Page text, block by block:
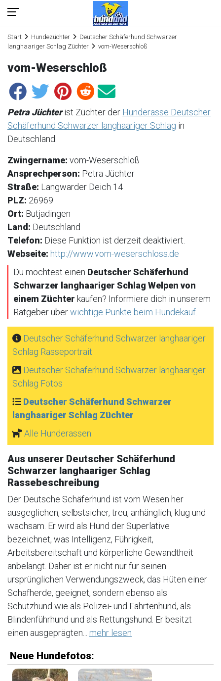
Start Hundezüchter
Deutscher Schäferhund Schwarzer
langhaariger Schlag Züchter
vom-Weserschloß
vom-Weserschloß
Petra Jüchterist Züchter der Hunderasse Deutscher
Schäferhund Schwarzer langhaariger Schlag in
Deutschland.
Zwingername: vom-Weserschloß
Ansprechperson: Petra Jüchter
Straße: Langwarder Deich 14
PLZ: 26969
Ort: Butjadingen
Land: Deutschland
Telefon: Diese Funktion ist derzeit deaktiviert.
Webseite: http://www.vom-weserschloss.de
Du möchtest einen Deutscher Schäferhund
Schwarzer langhaariger Schlag Welpen von
einem Züchter kaufen? Informiere dich in unserem
Ratgeber überwichtige Punkte beim Hundekauf
Deutscher Schäferhund Schwarzer langhaariger
Schlag Rasseportrait
Deutscher Schäferhund Schwarzer langhaariger
Schlag Fotos
Deutscher Schäferhund Schwarzer
langhaariger Schlag Züchter
Alle Hunderassen
Aus unserer Deutscher Schäferhund
Schwarzer langhaariger Schlag
Rassebeschreibung
Der Deutsche Schäferhund ist vom Wesen her
ausgeglichen, selbstsicher, treu, anhänglich, klug und
wachsam. Er wird als Hund der Superlative
bezeichnet, was Intelligenz, Führigkeit,
Arbeitsbereitschaft und körperliche Gewandtheit
anbelangt. Daher ist er nicht nur für seinen
ursprünglichen Verwendungszweck, das Hüten einer
Schafherde, geeignet, sondern ebenso als
Schutzhund wie als Polizei- und Fährtenhund, als
Blindenführhund und als Rettungshund. Er besitzt
einen ausgeprägten... mehr lesen
Neue Hundefotos: